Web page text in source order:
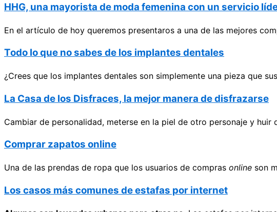
HHG, una mayorista de moda femenina con un servicio
En el artículo de hoy queremos presentaros a una de las mejores
Todo lo que no sabes de los implantes dentales
¿Crees que los implantes dentales son simplemente una pieza que
La Casa de los Disfraces, la mejor manera de disfrazarse
Cambiar de personalidad, meterse en la piel de otro personaje y
Comprar zapatos online
Una de las prendas de ropa que los usuarios de compras online son
Los casos más comunes de estafas por internet